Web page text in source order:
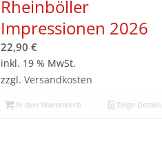
Rheinböller
Impressionen 2026
22,90€
inkl. 19 % MwSt.
zzgl.Versandkosten
In den Warenkorb Zeige Details